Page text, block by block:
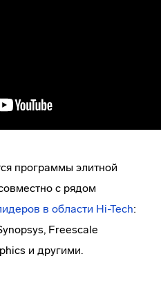
программы элитной
с рядом
в области Hi-Tech:
Freescale
и другими.